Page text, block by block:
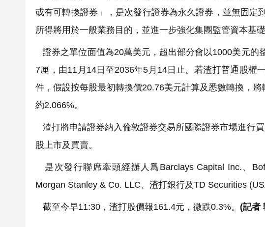
或有可轉換證券」，是次發行證券為永久證券，並無固定
所得將用於一般業務目的，並進一步強化集團監管資本基礎
證券之單位面值為20萬美元，超出部分會以1000美元的
7厘，由11月14日至2036年5月14日止。若渣打普通股權
件，假設按每股最初轉換價20.76美元計算及悉數轉換，
約2.066%。
渣打將申請證券納入倫敦證券交易所國際證券市場進行
股上市及買賣。
是次發行聯席牽頭經辦人爲Barclays Capital Inc.、
Morgan Stanley & Co. LLC、渣打銀行及TD Securities
截至今早11:30，渣打股價報161.4元，微跌0.3%。 (記者